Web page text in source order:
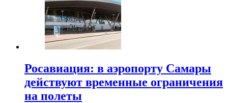
Росавиация: в аэропорту Самары
действуют временные ограничения
на полеты